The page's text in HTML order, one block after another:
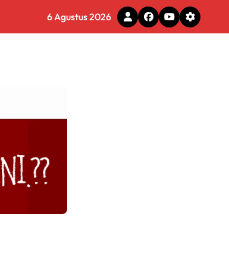
dan Profesional
Denda PBB
Diusut Objektif
6 Agustus 2026